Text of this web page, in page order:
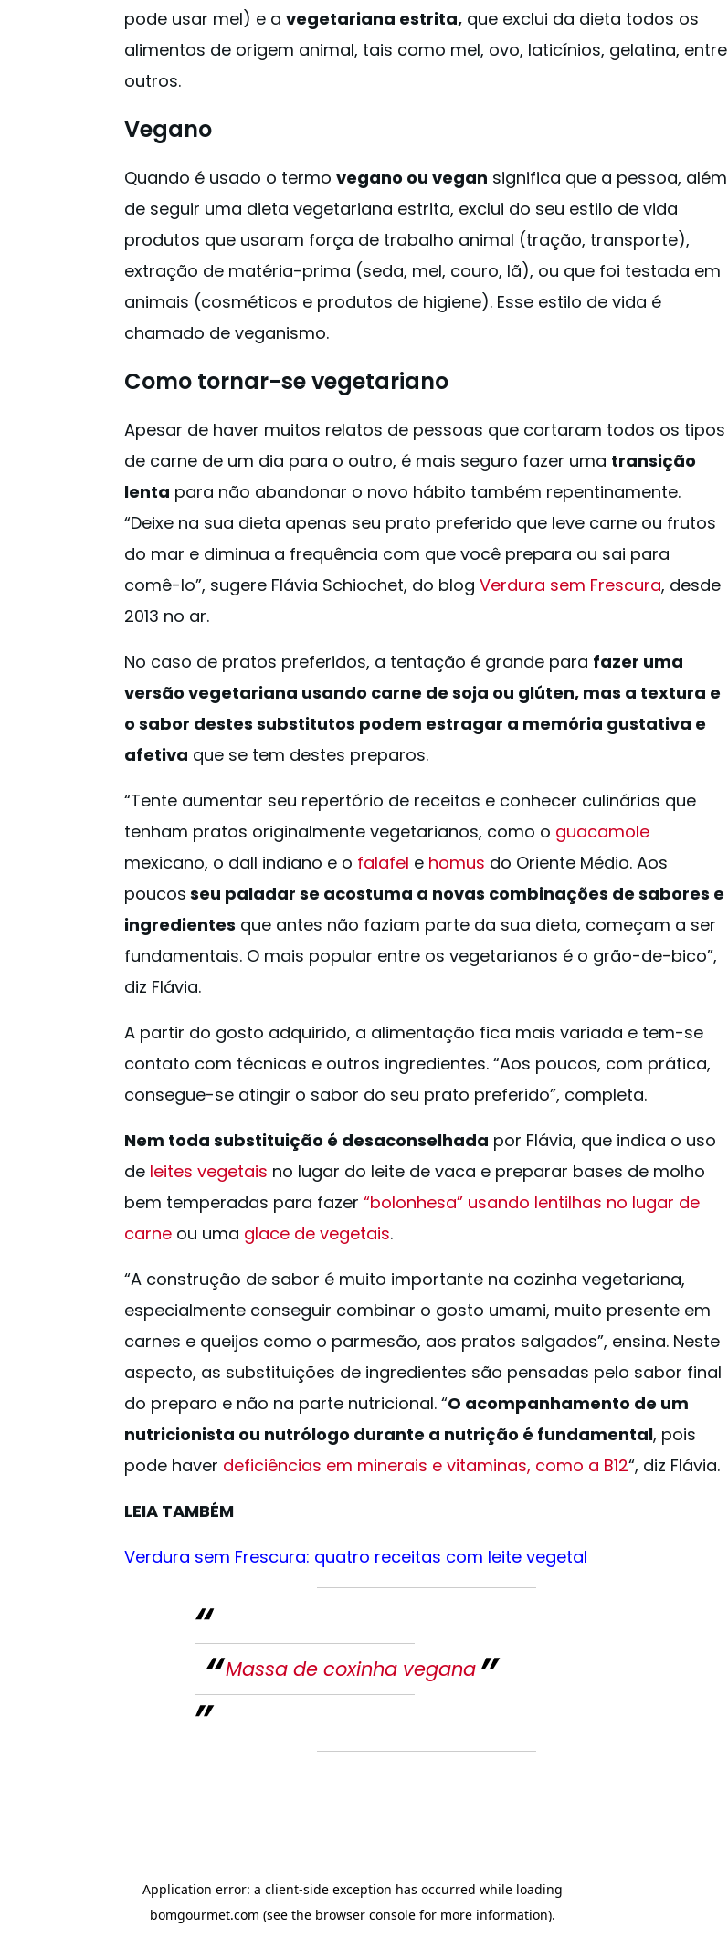
pode usar mel) e a vegetariana estrita, que exclui da dieta todos os
alimentos de origem animal, tais como mel, ovo, laticínios, gelatina, entre
outros.
Vegano
Quando é usado o termo vegano ou vegan significa que a pessoa, além
de seguir uma dieta vegetariana estrita, exclui do seu estilo de vida
produtos que usaram força de trabalho animal (tração, transporte),
extração de matéria-prima (seda, mel, couro, lã), ou que foi testada em
animais (cosméticos e produtos de higiene). Esse estilo de vida é
chamado de veganismo.
Como tornar-se vegetariano
Apesar de haver muitos relatos de pessoas que cortaram todos os tipos
de carne de um dia para o outro, é mais seguro fazer uma transição
lenta para não abandonar o novo hábito também repentinamente.
“Deixe na sua dieta apenas seu prato preferido que leve carne ou frutos
do mar e diminua a frequência com que você prepara ou sai para
comê-lo”, sugere Flávia Schiochet, do blog Verdura sem Frescura, desde
2013 no ar.
No caso de pratos preferidos, a tentação é grande para fazer uma
versão vegetariana usando carne de soja ou glúten, mas a textura e
o sabor destes substitutos podem estragar a memória gustativa e
afetiva que se tem destes preparos.
“Tente aumentar seu repertório de receitas e conhecer culinárias que
tenham pratos originalmente vegetarianos, como o guacamole
mexicano, o dall indiano e o falafel e homus do Oriente Médio. Aos
poucos seu paladar se acostuma a novas combinações de sabores e
ingredientes que antes não faziam parte da sua dieta, começam a ser
fundamentais. O mais popular entre os vegetarianos é o grão-de-bico”,
diz Flávia.
A partir do gosto adquirido, a alimentação fica mais variada e tem-se
contato com técnicas e outros ingredientes. “Aos poucos, com prática,
consegue-se atingir o sabor do seu prato preferido”, completa.
Nem toda substituição é desaconselhada por Flávia, que indica o uso
de leites vegetais no lugar do leite de vaca e preparar bases de molho
bem temperadas para fazer “bolonhesa” usando lentilhas no lugar de
carne ou uma glace de vegetais.
“A construção de sabor é muito importante na cozinha vegetariana,
especialmente conseguir combinar o gosto umami, muito presente em
carnes e queijos como o parmesão, aos pratos salgados”, ensina. Neste
aspecto, as substituições de ingredientes são pensadas pelo sabor final
do preparo e não na parte nutricional. “O acompanhamento de um
nutricionista ou nutrólogo durante a nutrição é fundamental, pois
pode haver deficiências em minerais e vitaminas, como a B12“, diz Flávia.
LEIA TAMBÉM
Verdura sem Frescura: quatro receitas com leite vegetal
Massa de coxinha vegana